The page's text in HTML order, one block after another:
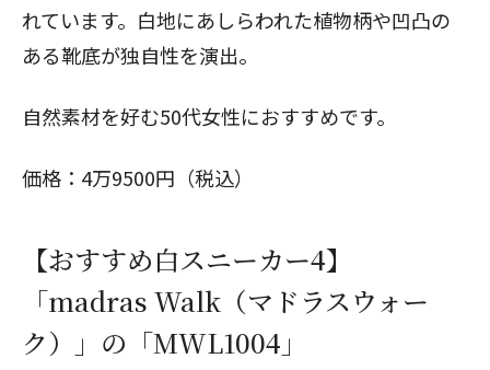
れています。白地にあしらわれた植物柄や凹凸の
ある靴底が独自性を演出。
自然素材を好む50代女性におすすめです。
価格：4万9500円（税込）
【おすすめ白スニーカー4】
「madras Walk（マドラスウォー
ク）」の「MWL1004」